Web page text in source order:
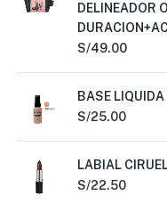
DELINEADOR
DURACION+AC
S/49.00
BASE
S/25.00
LABIAL
S/22.50